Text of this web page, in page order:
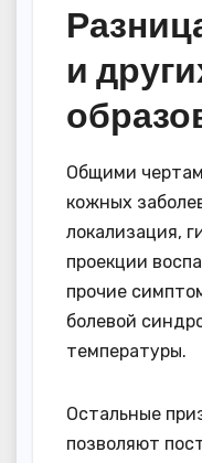
и
Общими
кожных
локализация,
проекции
прочие
болевой
температуры.
Остальные
позволяют